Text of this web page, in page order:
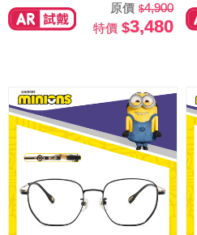
原價
4,900
特價
3,480